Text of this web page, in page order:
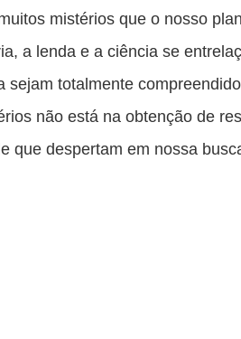
mistérios que o nosso
a lenda e a ciência se
sejam totalmente
não está na obtenção de
que despertam em nossa